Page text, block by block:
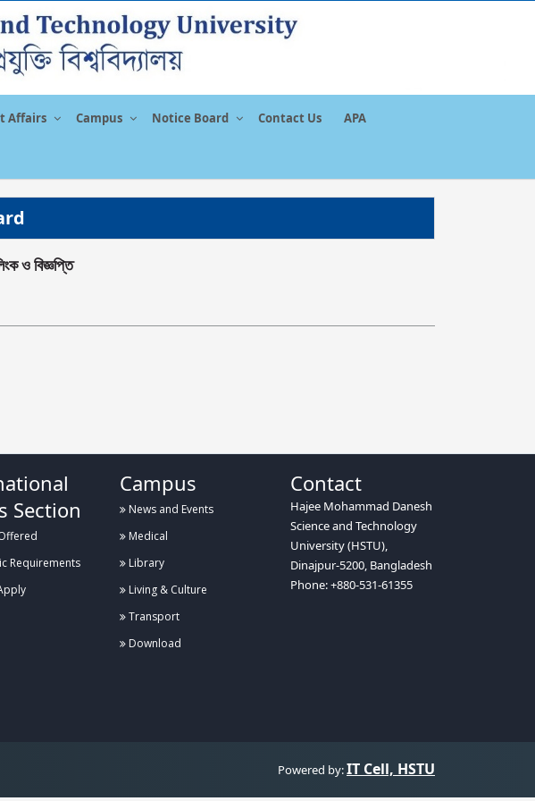
Affairs Campus Notice Board Contact Us APA
ও বিজ্ঞপ্তি
Section
Requirements
Campus
News and Events
Medical
Library
Living & Culture
Transport
Download
Contact
Hajee Mohammad Danesh
Science and Technology
University (HSTU),
Dinajpur-5200, Bangladesh
Phone: +880-531-61355
Powered by:IT Cell, HSTU